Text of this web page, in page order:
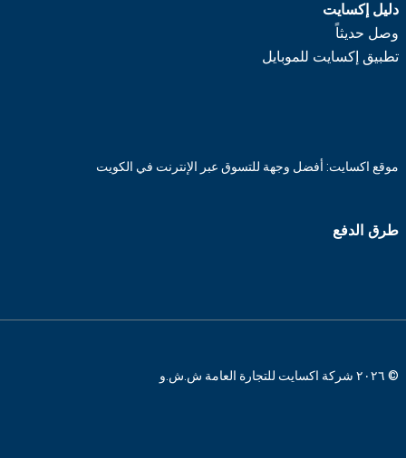
دليل إكسايت
وصل حديثاً
تطبيق إكسايت للموبايل
موقع اكسايت: أفضل وجهة للتسوق عبر الإنترنت في الكويت
طرق الدفع
© ٢٠٢٦ شركة اكسايت للتجارة العامة ش.ش.و